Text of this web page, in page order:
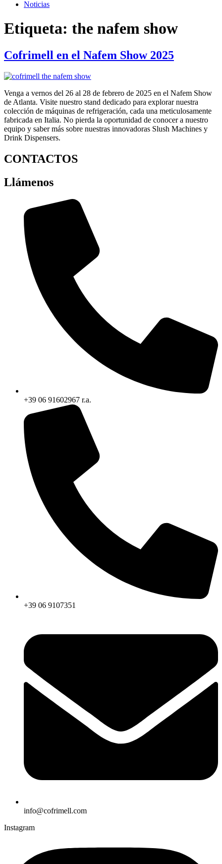
Noticias
Etiqueta: the nafem show
Cofrimell en el Nafem Show 2025
Venga a vernos del 26 al 28 de febrero de 2025 en el Nafem Show
de Atlanta. Visite nuestro stand dedicado para explorar nuestra
colección de máquinas de refrigeración, cada una meticulosamente
fabricada en Italia. No pierda la oportunidad de conocer a nuestro
equipo y saber más sobre nuestras innovadoras Slush Machines y
Drink Dispensers.
CONTACTOS
Llámenos
+39 06 91602967 r.a.
+39 06 9107351
info@cofrimell.com
Instagram